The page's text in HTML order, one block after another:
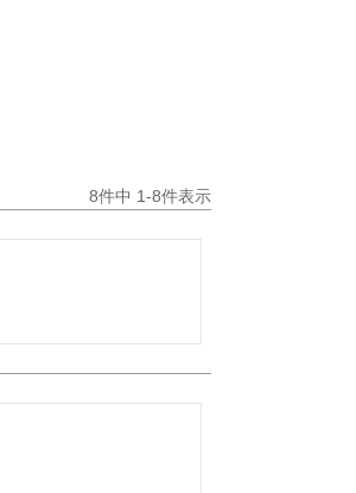
8件中 1-8件表示